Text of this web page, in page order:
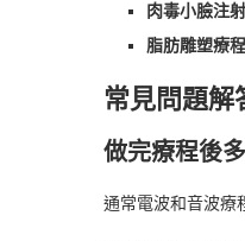
肉毒小臉注射
脂肪雕塑療程
常見問題解
做完療程後
通常電波和音波療